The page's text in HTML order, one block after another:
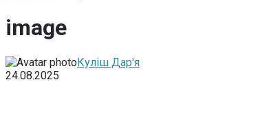
image
Куліш Дар'я
24.08.2025